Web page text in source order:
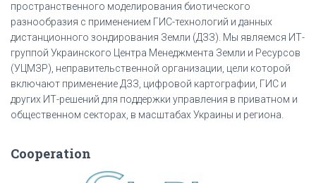
пространственного моделирования биотического
разнообразия с применением ГИС-технологий и данных
дистанционного зондирования Земли (ДЗЗ). Мы являемся ИТ-
группой Украинского Центра Менеджмента Земли и Ресурсов
(УЦМЗР), неправительственной организации, цели которой
включают применение ДЗЗ, цифровой картографии, ГИС и
других ИТ-решений для поддержки управления в приватном и
общественном секторах, в масштабах Украины и региона.
Cooperation